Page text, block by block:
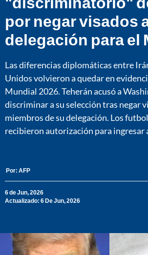
por negar visados
delegación para el
Las diferencias diplomáticas entre
Unidos volvieron a quedar en
Mundial 2026. Teherán acusó a
discriminar a su selección tras negar
miembros de su delegación. Los
recibieron autorización para ingresar
Por: AFP
6 de Jun, 2026
Actualizado: 6 De Jun, 2026